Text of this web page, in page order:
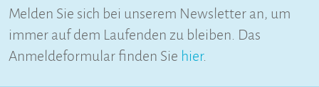
Melden Sie sich bei unserem Newsletter an, um
immer auf dem Laufenden zu bleiben. Das
Anmeldeformular finden Sie hier.